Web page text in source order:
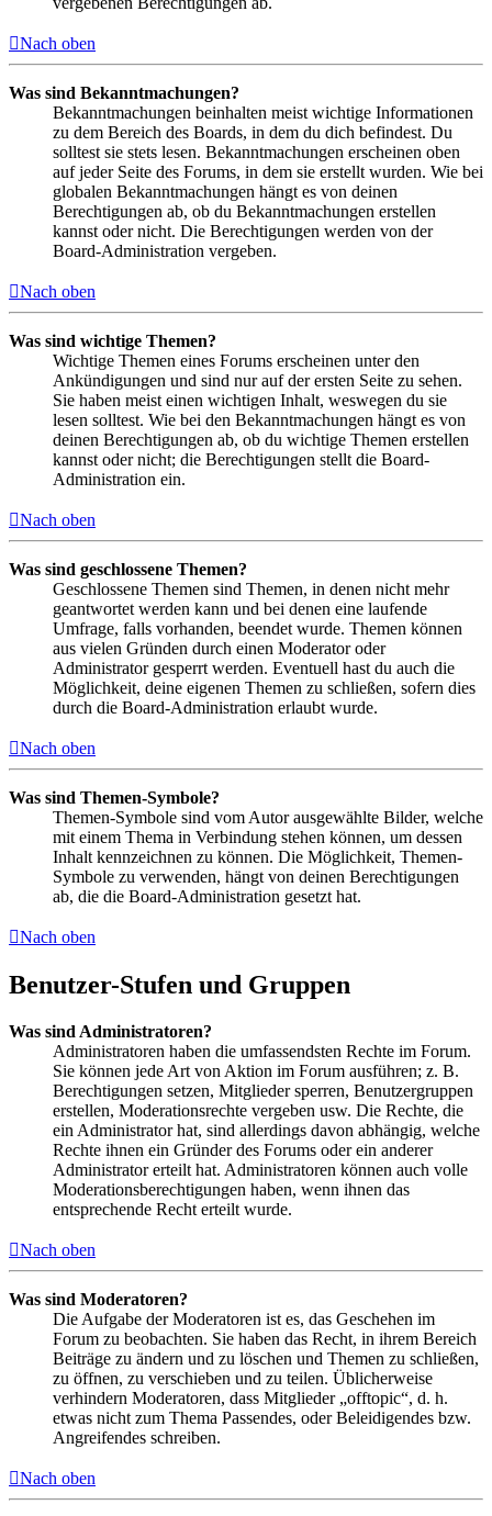
Nach oben
Was sind Bekanntmachungen?
Bekanntmachungen beinhalten meist wichtige Informationen
zu dem Bereich des Boards, in dem du dich befindest. Du
solltest sie stets lesen. Bekanntmachungen erscheinen oben
auf jeder Seite des Forums, in dem sie erstellt wurden. Wie bei
globalen Bekanntmachungen hängt es von deinen
Berechtigungen ab, ob du Bekanntmachungen erstellen
kannst oder nicht. Die Berechtigungen werden von der
Board-Administration vergeben.
Nach oben
Was sind wichtige Themen?
Wichtige Themen eines Forums erscheinen unter den
Ankündigungen und sind nur auf der ersten Seite zu sehen.
Sie haben meist einen wichtigen Inhalt, weswegen du sie
lesen solltest. Wie bei den Bekanntmachungen hängt es von
deinen Berechtigungen ab, ob du wichtige Themen erstellen
kannst oder nicht; die Berechtigungen stellt die Board-
Administration ein.
Nach oben
Was sind geschlossene Themen?
Geschlossene Themen sind Themen, in denen nicht mehr
geantwortet werden kann und bei denen eine laufende
Umfrage, falls vorhanden, beendet wurde. Themen können
aus vielen Gründen durch einen Moderator oder
Administrator gesperrt werden. Eventuell hast du auch die
Möglichkeit, deine eigenen Themen zu schließen, sofern dies
durch die Board-Administration erlaubt wurde.
Nach oben
Was sind Themen-Symbole?
Themen-Symbole sind vom Autor ausgewählte Bilder, welche
mit einem Thema in Verbindung stehen können, um dessen
Inhalt kennzeichnen zu können. Die Möglichkeit, Themen-
Symbole zu verwenden, hängt von deinen Berechtigungen
ab, die die Board-Administration gesetzt hat.
Nach oben
Benutzer-Stufen und Gruppen
Was sind Administratoren?
Administratoren haben die umfassendsten Rechte im Forum.
Sie können jede Art von Aktion im Forum ausführen; z. B.
Berechtigungen setzen, Mitglieder sperren, Benutzergruppen
erstellen, Moderationsrechte vergeben usw. Die Rechte, die
ein Administrator hat, sind allerdings davon abhängig, welche
Rechte ihnen ein Gründer des Forums oder ein anderer
Administrator erteilt hat. Administratoren können auch volle
Moderationsberechtigungen haben, wenn ihnen das
entsprechende Recht erteilt wurde.
Nach oben
Was sind Moderatoren?
Die Aufgabe der Moderatoren ist es, das Geschehen im
Forum zu beobachten. Sie haben das Recht, in ihrem Bereich
Beiträge zu ändern und zu löschen und Themen zu schließen,
zu öffnen, zu verschieben und zu teilen. Üblicherweise
verhindern Moderatoren, dass Mitglieder „offtopic“, d. h.
etwas nicht zum Thema Passendes, oder Beleidigendes bzw.
Angreifendes schreiben.
Nach oben